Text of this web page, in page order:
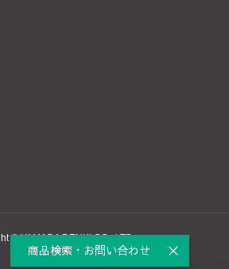
© YAMADA DENKI CO., LTD.
商品検索・お問い合わせ